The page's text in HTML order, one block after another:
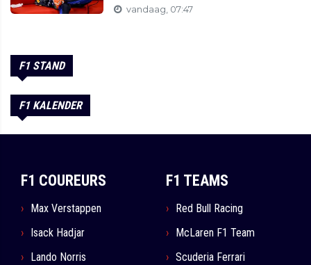
vandaag, 07:47
F1 STAND
F1 KALENDER
F1 COUREURS
Max Verstappen
Isack Hadjar
Lando Norris
F1 TEAMS
Red Bull Racing
McLaren F1 Team
Scuderia Ferrari